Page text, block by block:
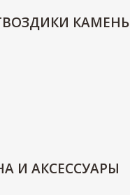
КАМЕНЬ
И АКСЕССУАРЫ